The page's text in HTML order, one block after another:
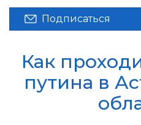
Подписаться
Как
путина в